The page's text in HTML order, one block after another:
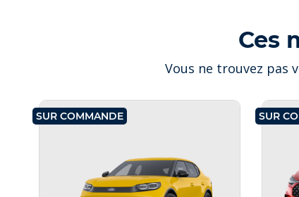
Ces
Vous ne trouvez pas
SUR COMMANDE SUR